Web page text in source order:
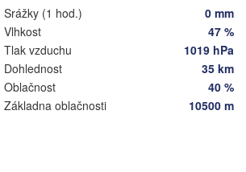
Srážky (1 hod.)
0 mm
Vlhkost
47 %
Tlak vzduchu
1019 hPa
Dohlednost
35 km
Oblačnost
40 %
Základna oblačnosti
10500 m
(Babrujsk)
(Mazyr)
Салігорск
(Salihorsk)
BĚLORUSKO